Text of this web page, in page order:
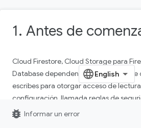
1. Antes de
Cloud Firestore, Cloud Storage para
Database dependen de los archivos
escribes para otorgar acceso de
configuración, llamada reglas de
actuar como un tipo de esquema para
bug_report Informar un error